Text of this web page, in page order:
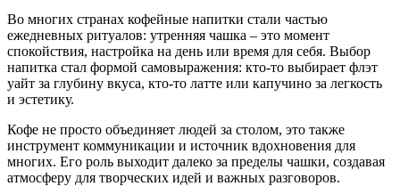
Во многих странах кофейные напитки стали частью
ежедневных ритуалов: утренняя чашка – это момент
спокойствия, настройка на день или время для себя. Выбор
напитка стал формой самовыражения: кто-то выбирает флэт
уайт за глубину вкуса, кто-то латте или капучино за легкость
и эстетику.
Кофе не просто объединяет людей за столом, это также
инструмент коммуникации и источник вдохновения для
многих. Его роль выходит далеко за пределы чашки, создавая
атмосферу для творческих идей и важных разговоров.